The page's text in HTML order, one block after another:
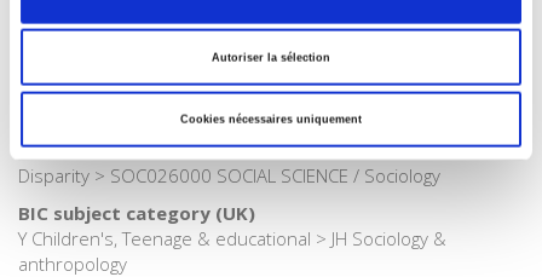
Autoriser la sélection
Cookies nécessaires uniquement
Internet Hierarchy>Société
Internet Hierarchy>Sociologie
BISAC Subject Heading
SOC050000 SOCIAL SCIENCE / Social Classes & Economic
Disparity > SOC026000 SOCIAL SCIENCE / Sociology
BIC subject category (UK)
Y Children's, Teenage & educational > JH Sociology &
anthropology